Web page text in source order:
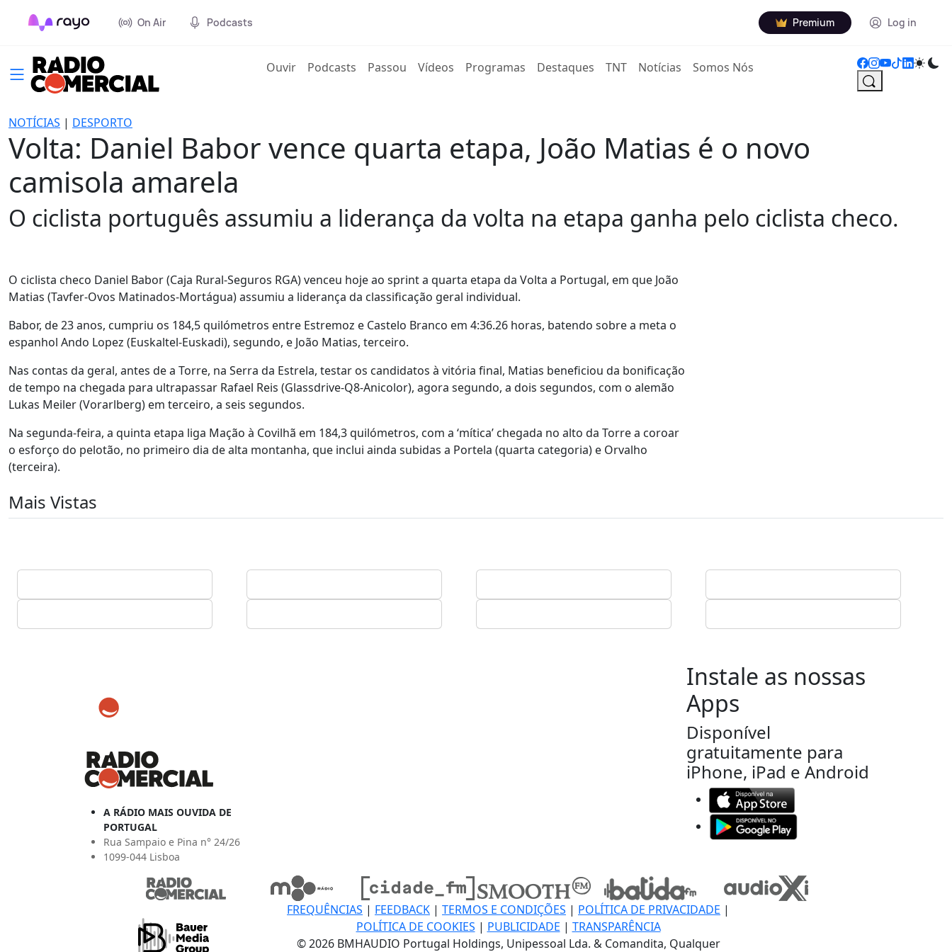
On Air Podcasts Premium Log in
Ouvir(current)
Podcasts Passou Vídeos Programas Destaques TNT Notícias Somos Nós
NOTÍCIAS | DESPORTO
Volta: Daniel Babor vence quarta etapa, João Matias é o novo
camisola amarela
O ciclista português assumiu a liderança da volta na etapa ganha pelo ciclista checo.
O ciclista checo Daniel Babor (Caja Rural-Seguros RGA) venceu hoje ao sprint a quarta etapa da Volta a Portugal, em que João
Matias (Tavfer-Ovos Matinados-Mortágua) assumiu a liderança da classificação geral individual.
Babor, de 23 anos, cumpriu os 184,5 quilómetros entre Estremoz e Castelo Branco em 4:36.26 horas, batendo sobre a meta o
espanhol Ando Lopez (Euskaltel-Euskadi), segundo, e João Matias, terceiro.
Nas contas da geral, antes de a Torre, na Serra da Estrela, testar os candidatos à vitória final, Matias beneficiou da bonificação
de tempo na chegada para ultrapassar Rafael Reis (Glassdrive-Q8-Anicolor), agora segundo, a dois segundos, com o alemão
Lukas Meiler (Vorarlberg) em terceiro, a seis segundos.
Na segunda-feira, a quinta etapa liga Mação à Covilhã em 184,3 quilómetros, com a ‘mítica’ chegada no alto da Torre a coroar
o esforço do pelotão, no primeiro dia de alta montanha, que inclui ainda subidas a Portela (quarta categoria) e Orvalho
(terceira).
Mais Vistas
A RÁDIO MAIS OUVIDA DE
PORTUGAL
Rua Sampaio e Pina n° 24/26
1099-044 Lisboa
Instale as nossas
Apps
Disponível
gratuitamente para
iPhone, iPad e Android
FREQUÊNCIAS | FEEDBACK | TERMOS E CONDIÇÕES | POLÍTICA DE PRIVACIDADE |
POLÍTICA DE COOKIES | PUBLICIDADE | TRANSPARÊNCIA
© 2026 BMHAUDIO Portugal Holdings, Unipessoal Lda. & Comandita, Qualquer